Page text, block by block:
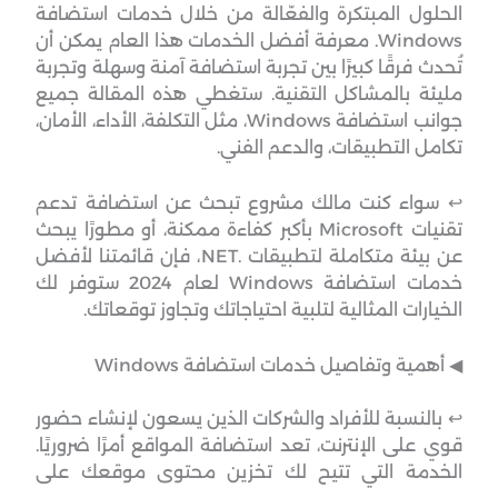
الحلول المبتكرة والفعّالة من خلال خدمات استضافة
Windows. معرفة أفضل الخدمات هذا العام يمكن أن
تُحدث فرقًا كبيرًا بين تجربة استضافة آمنة وسهلة وتجربة
مليئة بالمشاكل التقنية. ستغطي هذه المقالة جميع
جوانب استضافة Windows، مثل التكلفة، الأداء، الأمان،
تكامل التطبيقات، والدعم الفني.
↩︎ سواء كنت مالك مشروع تبحث عن استضافة تدعم
تقنيات Microsoft بأكبر كفاءة ممكنة، أو مطورًا يبحث
عن بيئة متكاملة لتطبيقات .NET، فإن قائمتنا لأفضل
خدمات استضافة Windows لعام 2024 ستوفر لك
الخيارات المثالية لتلبية احتياجاتك وتجاوز توقعاتك.
◀︎ أهمية وتفاصيل خدمات استضافة Windows
↩︎ بالنسبة للأفراد والشركات الذين يسعون لإنشاء حضور
قوي على الإنترنت، تعد استضافة المواقع أمرًا ضروريًا.
الخدمة التي تتيح لك تخزين محتوى موقعك على